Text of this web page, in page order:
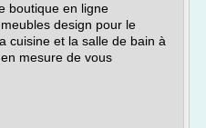
boutique en ligne
design pour le
cuisine et la salle de bain à
mesure de vous